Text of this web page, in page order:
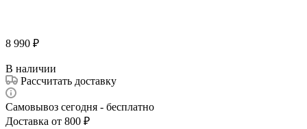
8 990 ₽
В наличии
Рассчитать доставку
Самовывоз сегодня - бесплатно
Доставка от 800 ₽